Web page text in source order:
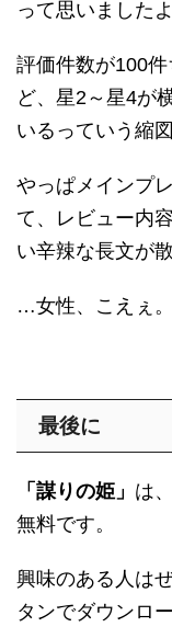
って思いましたよ
評価件数が100
ど、星2～星4が
いるっていう縮
やっぱメインプ
て、レビュー内
い辛辣な長文が
…女性、こえぇ。
最後に
「謀りの姫」 は
無料です。
興味のある人は
タンでダウンロ